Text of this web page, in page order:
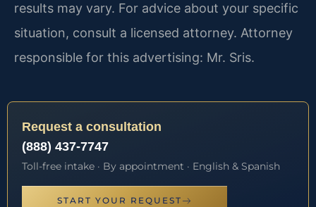
results may vary. For advice about your specific
situation, consult a licensed attorney. Attorney
responsible for this advertising: Mr. Sris.
Request a consultation
(888) 437-7747
Toll-free intake · By appointment · English & Spanish
START YOUR REQUEST